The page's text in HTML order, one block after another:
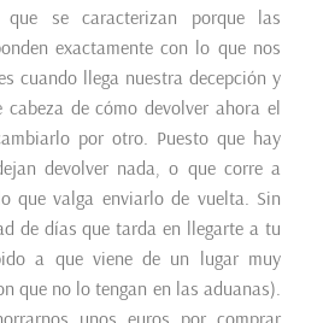
que se caracterizan porque las
exactamente con lo que nos
cuando llega nuestra decepción y
cabeza de cómo devolver ahora el
por otro. Puesto que hay
devolver nada, o que corre a
que valga enviarlo de vuelta. Sin
de días que tarda en llegarte a tu
a que viene de un lugar muy
que no lo tengan en las aduanas).
unos euros por comprar